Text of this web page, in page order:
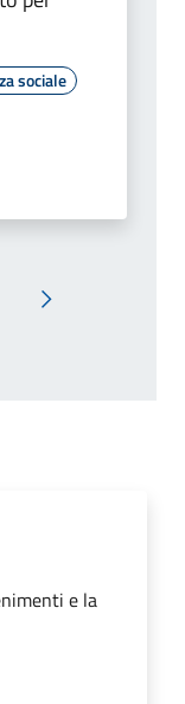
sociale
Pagina
e la